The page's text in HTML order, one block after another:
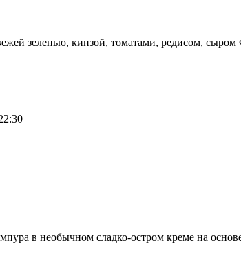
зеленью, кинзой, томатами, редисом,
в необычном сладко-остром креме на